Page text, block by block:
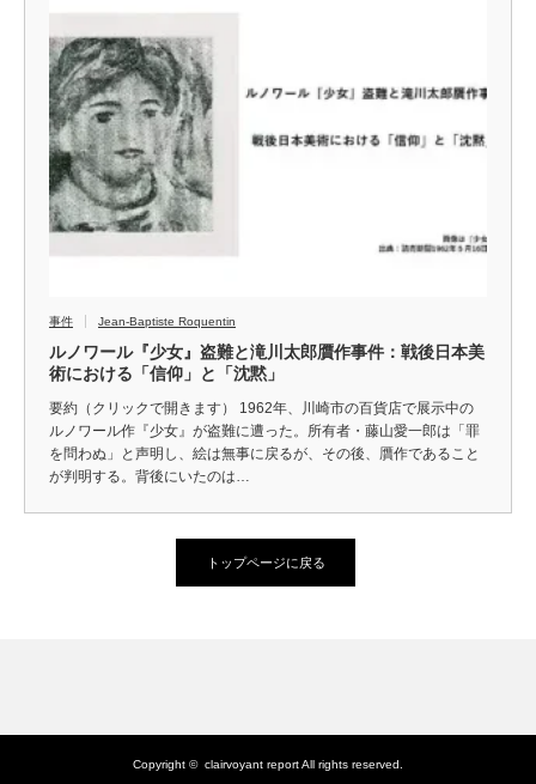
事件 Jean-Baptiste Roquentin
ルノワール『少女』盗難と滝川太郎贋作事件：戦後日本美
術における「信仰」と「沈黙」
要約（クリックで開きます） 1962年、川崎市の百貨店で展示中の
ルノワール作『少女』が盗難に遭った。所有者・藤山愛一郎は「罪
を問わぬ」と声明し、絵は無事に戻るが、その後、贋作であること
が判明する。背後にいたのは…
トップページに戻る
Copyright © clairvoyant reportAll rights reserved.